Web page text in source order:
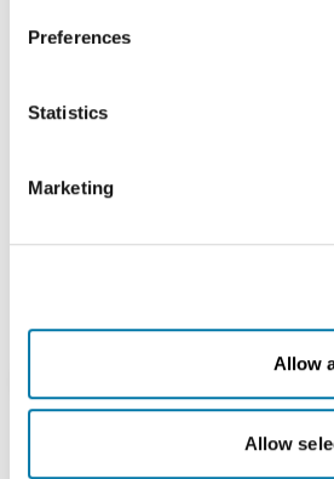
protection in the USA is
particularly true with regard to the
possibly without legal recourse. If
Preferences
Statistics
Marketing
Allow
Allow
Team Minor
+49 40 7883-0